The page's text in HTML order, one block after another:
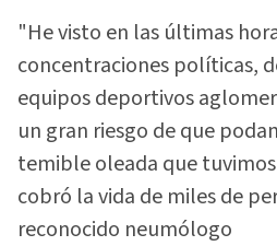
"He visto en las últimas
concentraciones políticas,
equipos deportivos
un gran riesgo de que
temible oleada que
cobró la vida de miles de
reconocido neumólogo